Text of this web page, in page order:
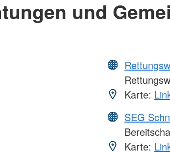
und
Karte:
SEG
Karte: